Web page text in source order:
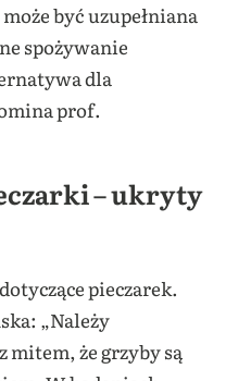
być uzupełniana
spożywanie
dla
prof.
– ukryty
pieczarek.
„Należy
że grzyby są